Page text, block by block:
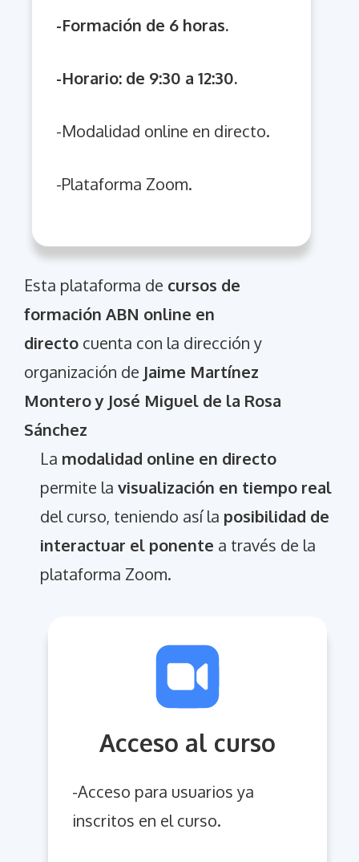
-Formación de 6 horas.
-Horario: de 9:30 a 12:30.
-Modalidad online en directo.
-Plataforma Zoom.
Esta plataforma de cursos de
formación ABN online en
directo cuenta con la dirección y
organización de Jaime Martínez
Montero y José Miguel de la Rosa
Sánchez
La modalidad online en directo
permite la visualización en tiempo real
del curso, teniendo así la posibilidad de
interactuar el ponente a través de la
plataforma Zoom.
Acceso al curso
-Acceso para usuarios ya
inscritos en el curso.